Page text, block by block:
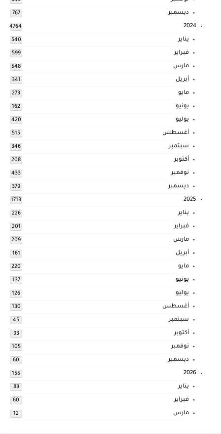
ديسمبر 767
2024
4764
يناير 540
فبراير 599
مارس 548
أبريل 341
مايو 273
يونيو 162
يوليو 420
أغسطس 515
سبتمبر 346
أكتوبر 208
نوفمبر 433
ديسمبر 379
2025
1713
يناير 226
فبراير 201
مارس 209
أبريل 161
مايو 220
يونيو 137
يوليو 126
أغسطس 130
سبتمبر 45
أكتوبر 93
نوفمبر 105
ديسمبر 60
2026
155
يناير 83
فبراير 60
مارس 12